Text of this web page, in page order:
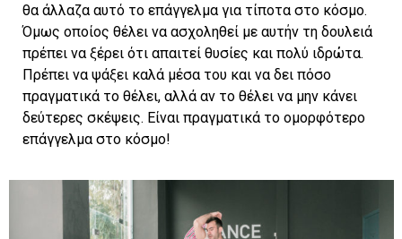
θα άλλαζα αυτό το επάγγελμα για τίποτα στο κόσμο.
Όμως οποίος θέλει να ασχοληθεί με αυτήν τη δουλειά
πρέπει να ξέρει ότι απαιτεί θυσίες και πολύ ιδρώτα.
Πρέπει να ψάξει καλά μέσα του και να δει πόσο
πραγματικά το θέλει, αλλά αν το θέλει να μην κάνει
δεύτερες σκέψεις. Είναι πραγματικά το ομορφότερο
επάγγελμα στο κόσμο!